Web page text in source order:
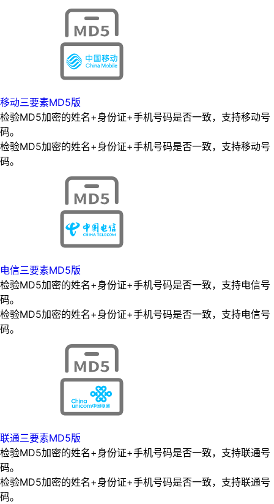
移动三要素MD5版
检验MD5加密的姓名+身份证+手机号码是否一致，支持移动号
码。
检验MD5加密的姓名+身份证+手机号码是否一致，支持移动号
码。
电信三要素MD5版
检验MD5加密的姓名+身份证+手机号码是否一致，支持电信号
码。
检验MD5加密的姓名+身份证+手机号码是否一致，支持电信号
码。
联通三要素MD5版
检验MD5加密的姓名+身份证+手机号码是否一致，支持联通号
码。
检验MD5加密的姓名+身份证+手机号码是否一致，支持联通号
码。